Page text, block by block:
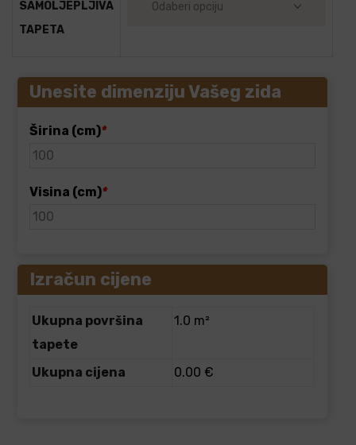
SAMOLJEPLJIVA
TAPETA
Unesite dimenziju Vašeg zida
Širina (cm)*
Visina (cm)*
Izračun cijene
Ukupna površina
tapete
1.0 m²
Ukupna cijena 0.00 €